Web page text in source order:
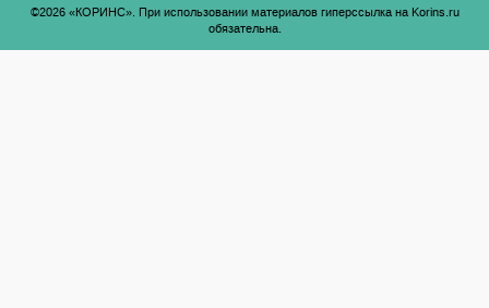
©2026 «КОРИНС». При использовании материалов гиперссылка на Korins.ru
обязательна.